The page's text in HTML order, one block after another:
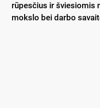
rūpesčius ir šviesiomis
mokslo bei darbo